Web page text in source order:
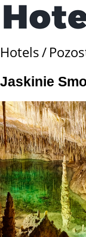
Hotels
Jaskinie